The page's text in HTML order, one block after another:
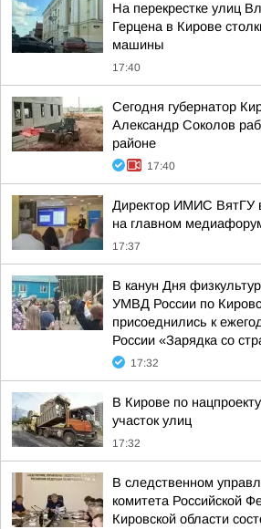
На перекрестке улиц
Герцена в Кирове
машины
17:40
Сегодня губернатор
Александр Соколов
районе
17:40
Директор ИМИС ВятГУ
на главном
17:37
В канун Дня
УМВД России по
присоеднились к
России «Зарядка со
17:32
В Кирове по
участок улиц
17:32
В следственном
комитета Российской
Кировской области